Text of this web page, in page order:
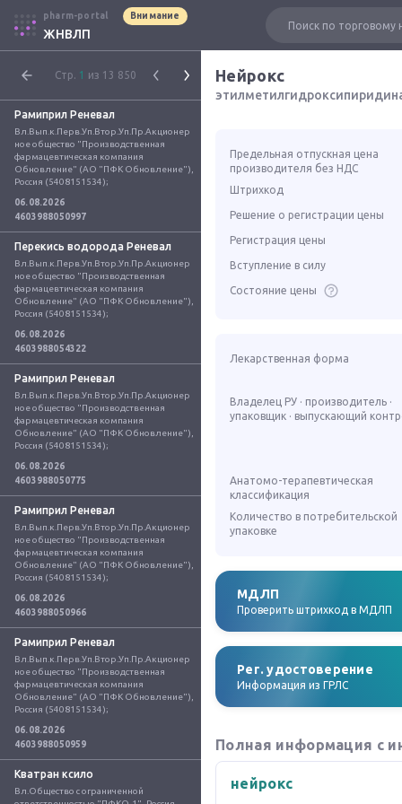
pharm-portal Внимание
ЖНВЛП
Стр. 1 из 13 850
Рамиприл Реневал
Вл.Вып.к.Перв.Уп.Втор.Уп.Пр.Акционер
ное общество "Производственная
фармацевтическая компания
Обновление" (АО "ПФК Обновление"),
Россия (5408151534);
06.08.2026
4603988050997
Перекись водорода Реневал
Вл.Вып.к.Перв.Уп.Втор.Уп.Пр.Акционер
ное общество "Производственная
фармацевтическая компания
Обновление" (АО "ПФК Обновление"),
Россия (5408151534);
06.08.2026
4603988054322
Рамиприл Реневал
Вл.Вып.к.Перв.Уп.Втор.Уп.Пр.Акционер
ное общество "Производственная
фармацевтическая компания
Обновление" (АО "ПФК Обновление"),
Россия (5408151534);
06.08.2026
4603988050775
Рамиприл Реневал
Вл.Вып.к.Перв.Уп.Втор.Уп.Пр.Акционер
ное общество "Производственная
фармацевтическая компания
Обновление" (АО "ПФК Обновление"),
Россия (5408151534);
06.08.2026
4603988050966
Рамиприл Реневал
Вл.Вып.к.Перв.Уп.Втор.Уп.Пр.Акционер
ное общество "Производственная
фармацевтическая компания
Обновление" (АО "ПФК Обновление"),
Россия (5408151534);
06.08.2026
4603988050959
Кватран ксило
Вл.Общество с ограниченной
Нейрокс
Предельная отпускная цена
производителя без НДС
Штрихкод
Решение о регистрации цены
Регистрация цены
Вступление в силу
Состояние цены
Лекарственная форма
Владелец РУ · производитель ·
упаковщик · выпускающий
Анатомо-терапевтическая
классификация
Количество в потребительской
упаковке
МДЛП
Проверить штрихкод в МДЛП
Рег. удостоверение
Информация из ГРЛС
Полная информация с
нейрокс